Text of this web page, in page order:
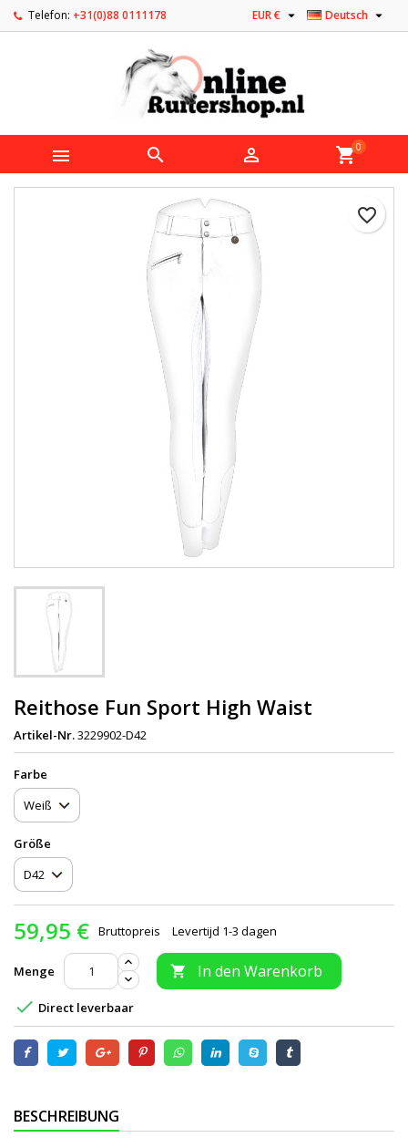
Telefon: +31(0)88 0111178 Deutsch 
EUR € 
   shopping_cart0
favorite_border
Reithose Fun Sport High Waist
Artikel-Nr.3229902-D42
Farbe
Größe
59,95 € Bruttopreis Levertijd 1-3 dagen
Menge  In den Warenkorb
 Direct leverbaar
BESCHREIBUNG